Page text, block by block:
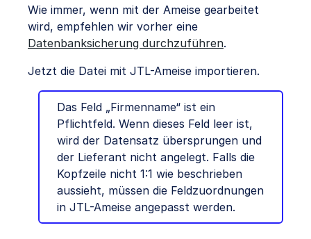
Wie immer, wenn mit der Ameise gearbeitet
wird, empfehlen wir vorher eine
Datenbanksicherung durchzuführen.
Jetzt die Datei mit JTL-Ameise importieren.
Das Feld „Firmenname“ ist ein
Pflichtfeld. Wenn dieses Feld leer ist,
wird der Datensatz übersprungen und
der Lieferant nicht angelegt. Falls die
Kopfzeile nicht 1:1 wie beschrieben
aussieht, müssen die Feldzuordnungen
in JTL-Ameise angepasst werden.